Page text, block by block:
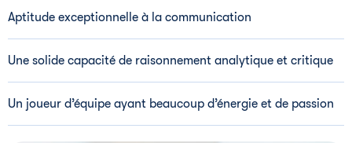
Aptitude exceptionnelle à la communication
Une solide capacité de raisonnement analytique et critique
Un joueur d’équipe ayant beaucoup d’énergie et de passion